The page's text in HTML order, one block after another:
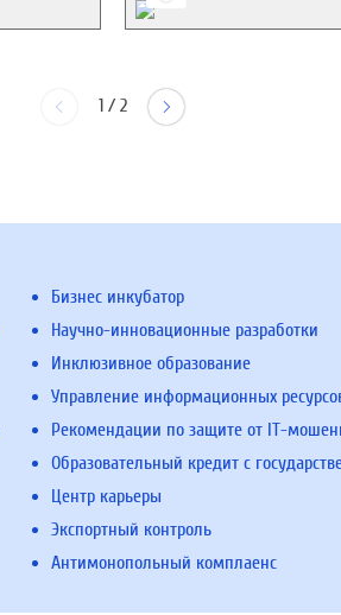
1 / 2
Бизнес инкубатор
Научно-инновационные разработки
Инклюзивное образование
Управление информационных
Рекомендации по защите от IT-
Образовательный кредит с
Центр карьеры
Экспортный контроль
Антимонопольный комплаенс